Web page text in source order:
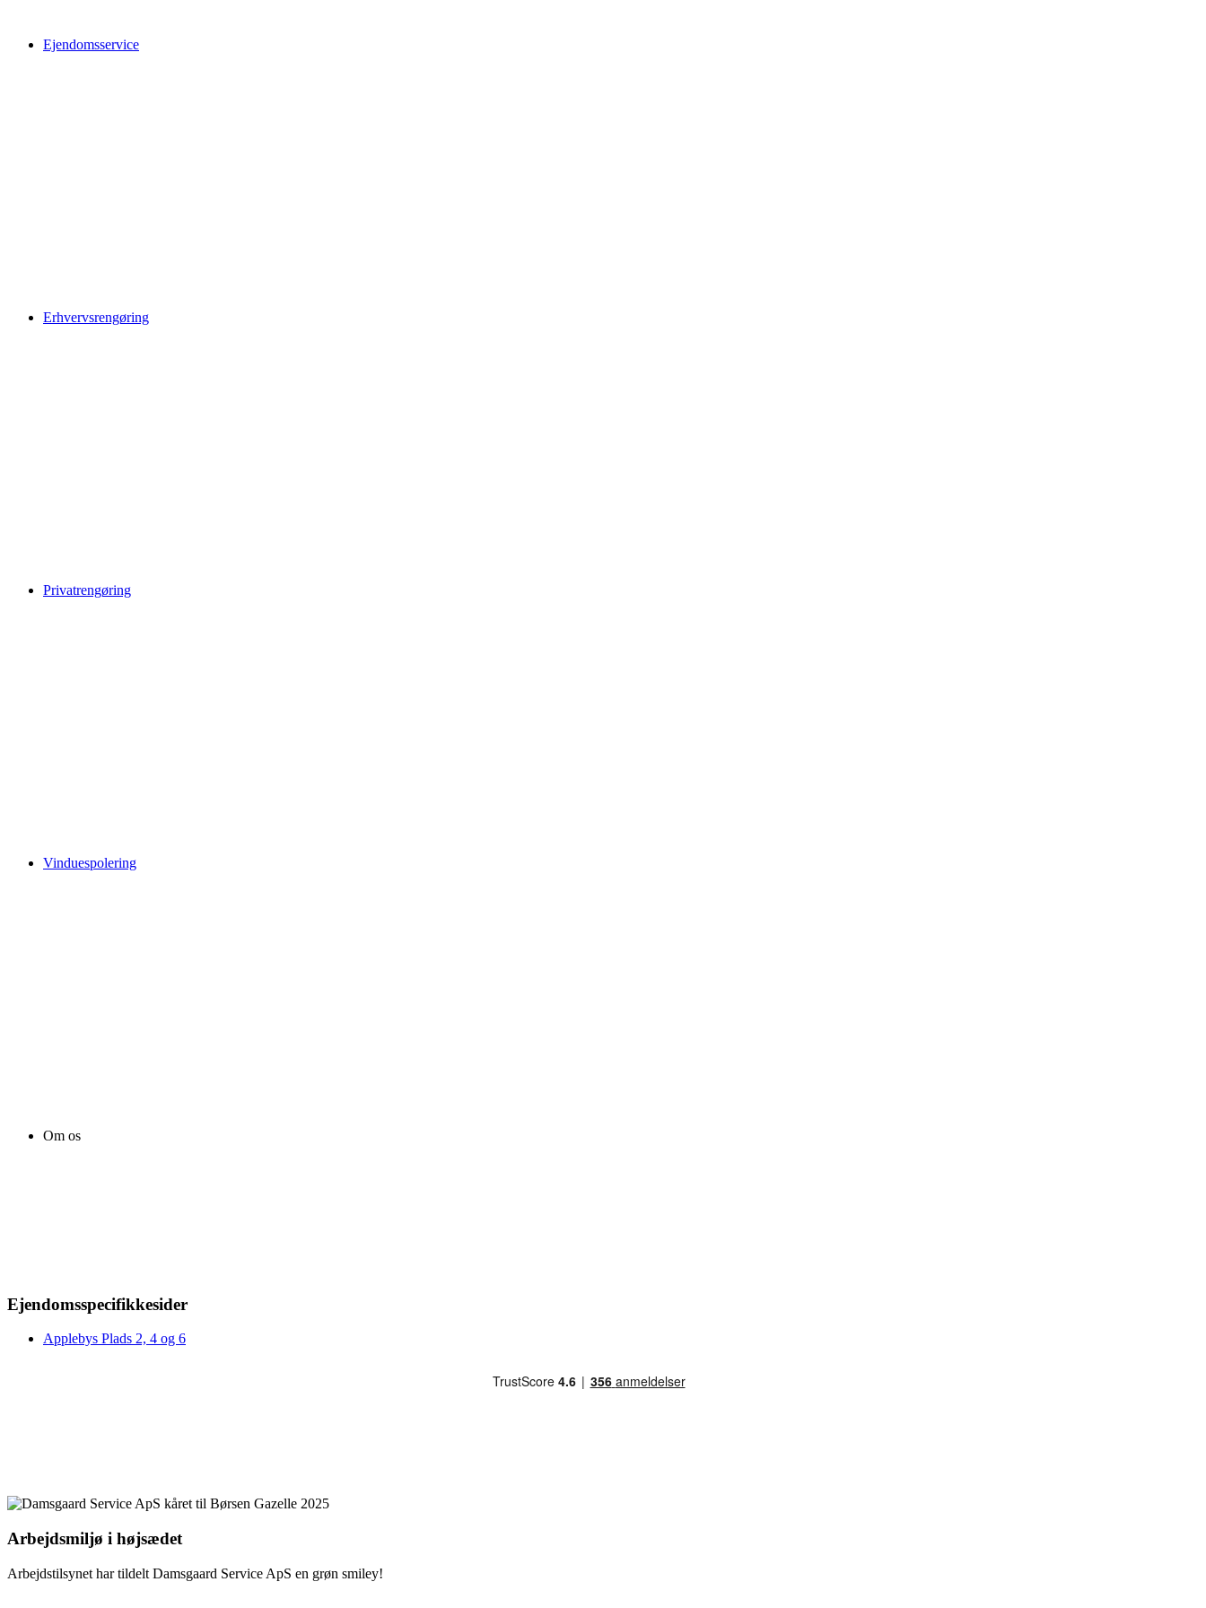
Ejendomsservice
Erhvervsrengøring
Privatrengøring
Vinduespolering
Om os
Ejendomsspecifikkesider
Applebys Plads 2, 4 og 6
Arbejdsmiljø i højsædet
Arbejdstilsynet har tildelt Damsgaard Service ApS en grøn smiley!